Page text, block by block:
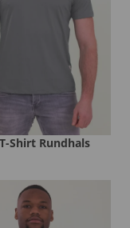
Shirt Rundhals